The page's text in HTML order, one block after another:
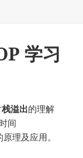
and Routing
学习
栈溢出的理解
间
理及应用。